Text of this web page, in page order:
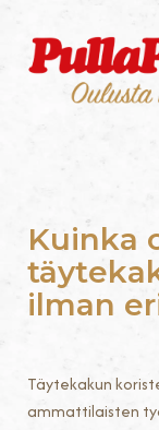
Kuinka
ilman
Täytekakun
ammattilaisten